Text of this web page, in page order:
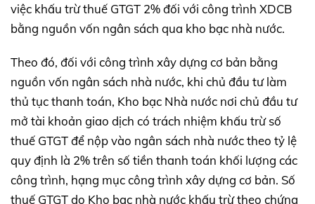
việc khấu trừ thuế GTGT 2% đối với công trình XDCB
bằng nguồn vốn ngân sách qua kho bạc nhà nước.
Theo đó, đối với công trình xây dựng cơ bản bằng
nguồn vốn ngân sách nhà nước, khi chủ đầu tư làm
thủ tục thanh toán, Kho bạc Nhà nước nơi chủ đầu tư
mở tài khoản giao dịch có trách nhiệm khấu trừ số
thuế GTGT để nộp vào ngân sách nhà nước theo tỷ lệ
quy định là 2% trên số tiền thanh toán khối lượng các
công trình, hạng mục công trình xây dựng cơ bản. Số
thuế GTGT do Kho bạc nhà nước khấu trừ theo chứng